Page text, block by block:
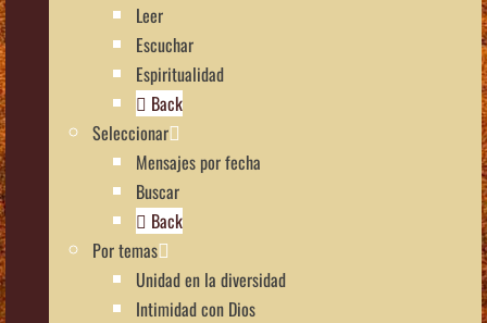
Leer
Escuchar
Espiritualidad
Back
Seleccionar
Mensajes por fecha
Buscar
Back
Por temas
Unidad en la diversidad
Intimidad con Dios